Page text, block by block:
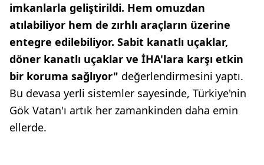
imkanlarla geliştirildi. Hem omuzdan
atılabiliyor hem de zırhlı araçların üzerine
entegre edilebiliyor. Sabit kanatlı uçaklar,
döner kanatlı uçaklar ve İHA'lara karşı etkin
bir koruma sağlıyor" değerlendirmesini yaptı.
Bu devasa yerli sistemler sayesinde, Türkiye'nin
Gök Vatan'ı artık her zamankinden daha emin
ellerde.